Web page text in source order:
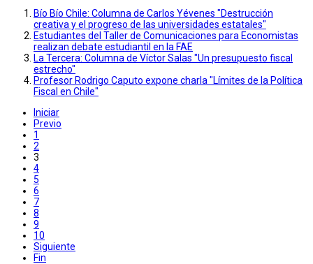
Bío Bío Chile: Columna de Carlos Yévenes "Destrucción
creativa y el progreso de las universidades estatales"
Estudiantes del Taller de Comunicaciones para Economistas
realizan debate estudiantil en la FAE
La Tercera: Columna de Víctor Salas "Un presupuesto fiscal
estrecho"
Profesor Rodrigo Caputo expone charla "Límites de la Política
Fiscal en Chile"
Iniciar
Previo
1
2
3
4
5
6
7
8
9
10
Siguiente
Fin